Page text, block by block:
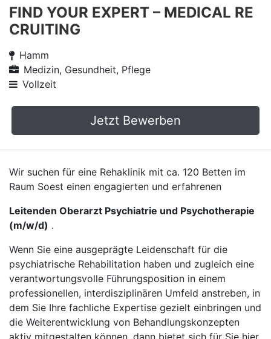
FIND YOUR EXPERT – MEDICAL RE
CRUITING
Hamm
Medizin, Gesundheit, Pflege
Vollzeit
Jetzt Bewerben
Wir suchen für eine Rehaklinik mit ca. 120 Betten im
Raum Soest einen engagierten und erfahrenen
Leitenden Oberarzt Psychiatrie und Psychotherapie
(m/w/d) .
Wenn Sie eine ausgeprägte Leidenschaft für die
psychiatrische Rehabilitation haben und zugleich eine
verantwortungsvolle Führungsposition in einem
professionellen, interdisziplinären Umfeld anstreben, in
dem Sie Ihre fachliche Expertise gezielt einbringen und
die Weiterentwicklung von Behandlungskonzepten
aktiv mitgestalten können, dann bietet sich für Sie hier